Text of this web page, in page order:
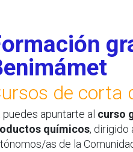
de corta
puedes apuntarte al curso
químicos, dirigido
as de la